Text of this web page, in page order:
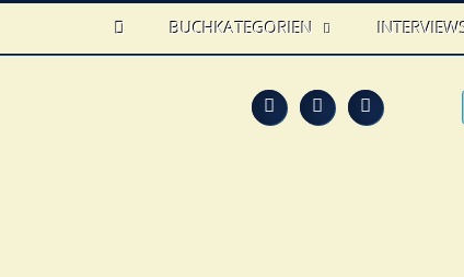
HOME
BUCHKATEGORIEN
Feed